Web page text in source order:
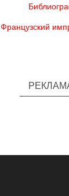
Французский